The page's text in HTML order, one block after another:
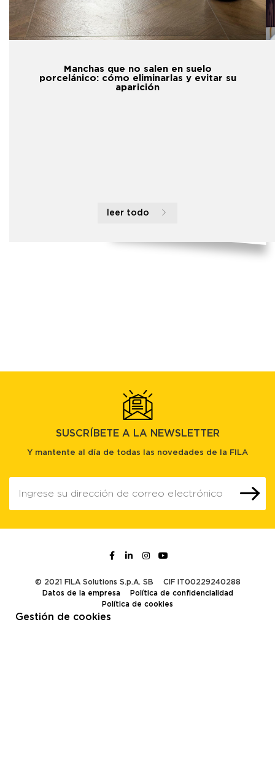
Manchas que no salen en suelo
porcelánico: cómo eliminarlas y evitar su
aparición
leer todo
SUSCRÍBETE A LA NEWSLETTER
Y mantente al día de todas las novedades de la FILA
© 2021 FILA Solutions S.p.A. SB
CIF IT00229240288
Datos de la empresa
Política de confidencialidad
Política de cookies
Gestión de cookies